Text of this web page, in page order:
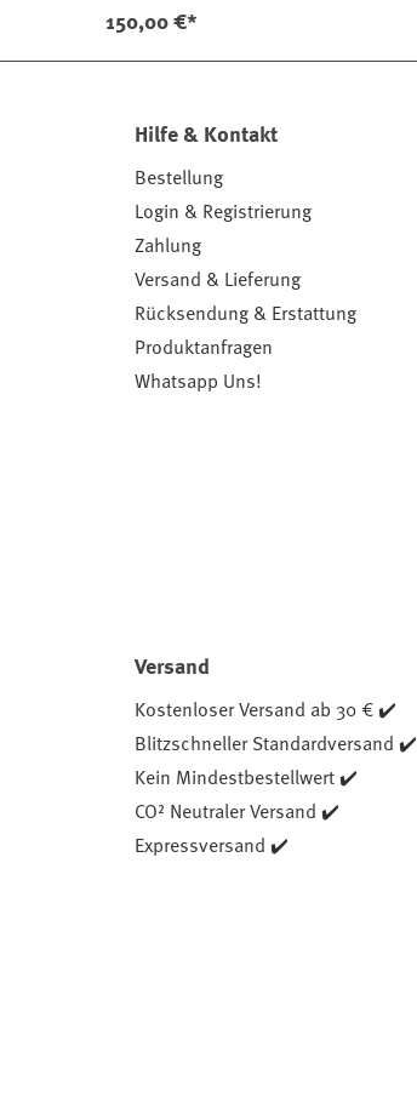
150,00 €*
Hilfe & Kontakt
Bestellung
Login & Registrierung
Zahlung
Versand & Lieferung
Rücksendung & Erstattung
Produktanfragen
Whatsapp Uns!
Versand
Kostenloser Versand ab 30 € ✔️
Blitzschneller Standardversand ✔️
Kein Mindestbestellwert ✔️
CO² Neutraler Versand ✔️
Expressversand ✔️